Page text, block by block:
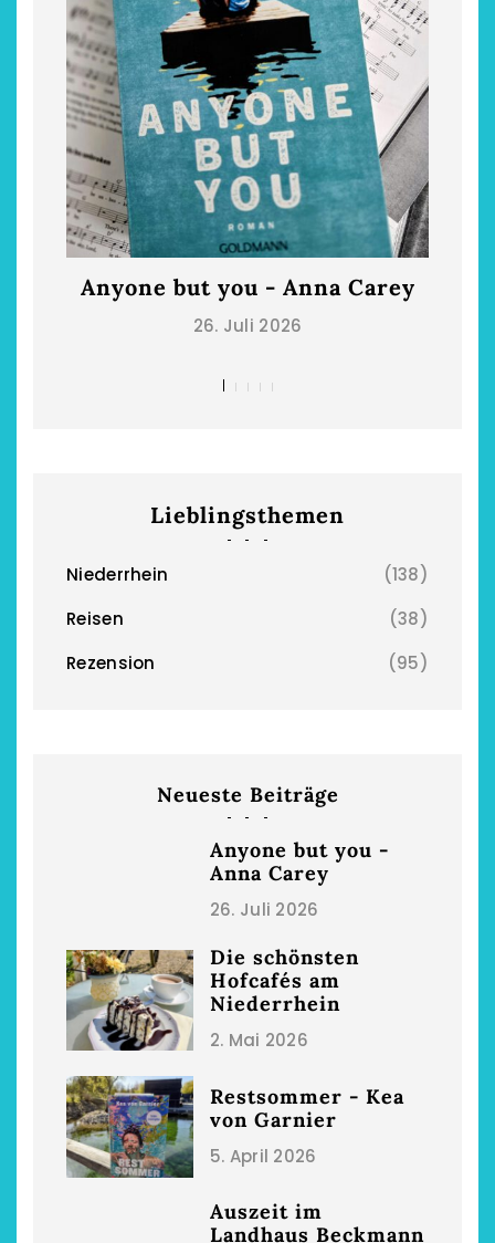
Hofcafés am
Niederrhein
2. Mai 2026
Anyone but you - Anna Carey
26. Juli 2026
Lieblingsthemen
Niederrhein
(138)
Reisen
(38)
Rezension
(95)
Neueste Beiträge
Anyone but you -
Anna Carey
26. Juli 2026
Die schönsten
Hofcafés am
Niederrhein
2. Mai 2026
Restsommer - Kea
von Garnier
5. April 2026
Auszeit im
Landhaus Beckmann